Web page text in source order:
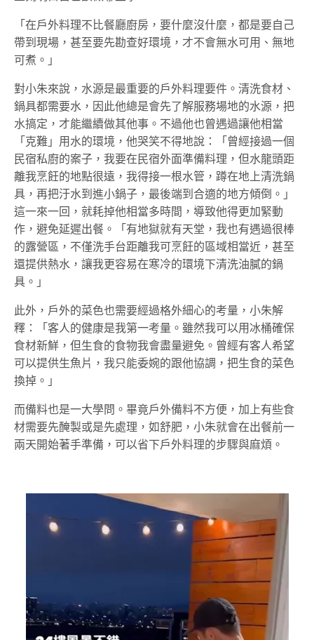
「在戶外料理不比餐廳廚房，要什麼沒什麼，都是要自己
帶到現場，甚至要先勘查好環境，才不會無水可用、無地
可煮。」
對小朱來說，水源是最重要的戶外料理要件。清洗食材、
鍋具都需要水，因此他總是會先了解服務場地的水源，把
水搞定，才能繼續做其他事。不過他也曾遇過讓他相當
「克難」用水的環境，他哭笑不得地說：「曾經接過一個
民宿私廚的案子，我要在民宿外面準備料理，但水龍頭距
離我烹飪的地點很遠，我得接一根水管，蹲在地上清洗鍋
具，再把汙水到進小鍋子，最後端到合適的地方傾倒。」
這一來一回，就耗掉他相當多時間，導致他得更加緊動
作，避免延遲出餐。「有地獄就有天堂，我也有遇過很棒
的露營區，不僅洗手台距離我可烹飪的區域相當近，甚至
還提供熱水，讓我更容易在寒冷的環境下清洗油膩的鍋
具。」
此外，戶外的菜色也需要經過格外細心的考量，小朱解
釋：「客人的健康是我第一考量。雖然我可以用冰桶確保
食材新鮮，但生食的食物我會盡量避免。曾經有客人希望
可以提供生魚片，我只能委婉的跟他協調，把生食的菜色
換掉。」
而備料也是一大學問。畢竟戶外備料不方便，加上有些食
材需要先醃製或是先處理，如舒肥，小朱就會在出餐前一
兩天開始著手準備，可以省下戶外料理的步驟與麻煩。